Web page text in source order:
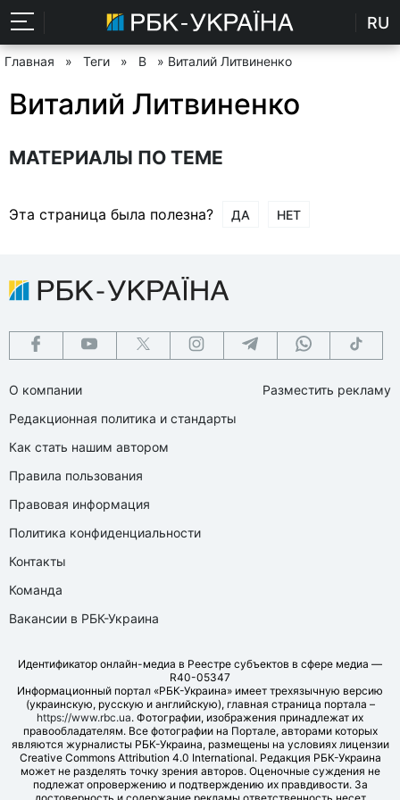
RU
Главная » Теги » В » Виталий Литвиненко
Виталий Литвиненко
МАТЕРИАЛЫ ПО ТЕМЕ
Эта страница была полезна? ДА НЕТ
О компании
Редакционная политика и стандарты
Как стать нашим автором
Правила пользования
Правовая информация
Политика конфиденциальности
Контакты
Команда
Вакансии в РБК-Украина
Разместить рекламу
Идентификатор онлайн-медиа в Реестре субъектов в сфере медиа —
R40-05347
Информационный портал «РБК-Украина» имеет трехязычную версию
(украинскую, русскую и английскую), главная страница портала –
https://www.rbc.ua. Фотографии, изображения принадлежат их
правообладателям. Все фотографии на Портале, авторами которых
являются журналисты РБК-Украина, размещены на условиях лицензии
Creative Commons Attribution 4.0 International. Редакция РБК-Украина
может не разделять точку зрения авторов. Оценочные суждения не
подлежат опровержению и подтверждению их правдивости. За